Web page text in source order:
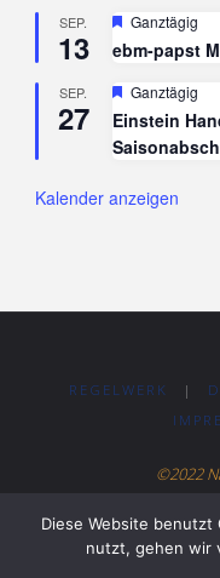
SEP.
13
Ganztägig
ebm-papst
SEP.
27
Ganztägig
Einstein
Kalender anzeigen
REGELWERK |
©2022
Diese Website benutzt
nutzt, gehen wir